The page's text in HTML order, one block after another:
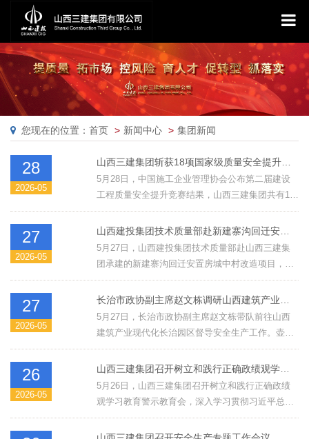
您现在的位置：首页 新闻中心 集团新闻
28
2026-05
山西三建集团斩获18项国家级质量安全提升竞赛大奖
5月28日，中国施工企业管理协会公布第二届建设
工程质量安全提升竞赛结果，山西三建集团共有18
项成果获奖。其中，长治市中医研究所附属医院新
院区建设项目质量策划方案、长治市高新大道建设
项目模板工程及支撑体系安全专项施工方案、壶关
县人民医院急救中心综合楼项目深基坑工程安全专
成果；长治市综合应急救援基地项目质量策划方案
等7项荣获三等成果。
27
2026-05
山西建投集团技术质量部赴新建寨沟回迁安置房城中村改造项目开展技术创效专项检查指导
5月27日，山西建投集团技术质量部赴山西三建集
团承建的新建寨沟回迁安置房城中村改造项目，开
展技术创效专项检查指导，旨在助力集团公司规范
创效管理、提升创效工作水平。
27
2026-05
5月27日，长治市政协副主席赵文栋带队前往山西
建筑产业现代化长治园区督导安全生产工作。壶关
县副县长张湘杰陪同调研。
26
2026-05
山西三建集团召开树立和践行正确政绩观学习教育警示教育会
5月26日，山西三建集团召开树立和践行正确政绩
观学习教育警示教育会，深入学习贯彻习近平总书
记关于树立和践行正确政绩观学习教育的重要讲话
和重要指示精神，全面落实省委、省政府及建投集